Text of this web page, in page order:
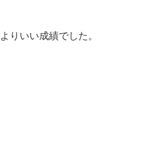
りいい成績でした。